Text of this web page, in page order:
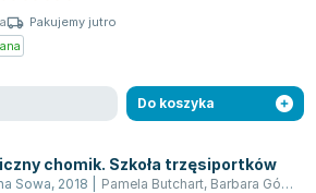
Pakujemy jutro
Do koszyka
chomik. Szkoła trzęsiportków
Sowa, 2018 Pamela Butchart, Barbara Górecka